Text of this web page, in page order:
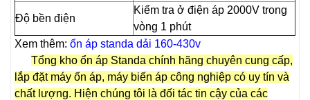
Độ bền điện
Kiểm tra ở điện áp 2000V trong
vòng 1 phút
Xem thêm: ổn áp standa dải 160-430v
Tổng kho ổn áp Standa chính hãng chuyên cung cấp,
lắp đặt máy ổn áp, máy biến áp công nghiệp có uy tín và
chất lượng. Hiện chúng tôi là đối tác tin cậy của các